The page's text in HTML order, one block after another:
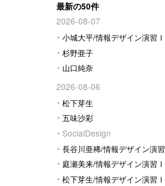
最新の50件
2026-08-07
小城大平/情報デザイン演習Ⅰ
杉野亜子
山口純奈
2026-08-06
松下芽生
五味沙彩
SocialDesign
長谷川亜稀/情報デザイン演習
Ⅰ 庭瀬美来/情報デザイン演習Ⅰ
松下芽生/情報デザイン演習Ⅰ